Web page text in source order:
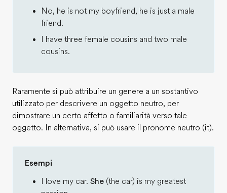
No, he is not my boyfriend, he is just a male
friend.
I have three female cousins and two male
cousins.
Raramente si può attribuire un genere a un sostantivo
utilizzato per descrivere un oggetto neutro, per
dimostrare un certo affetto o familiarità verso tale
oggetto. In alternativa, si può usare il pronome neutro (it).
Esempi
I love my car. She (the car) is my greatest